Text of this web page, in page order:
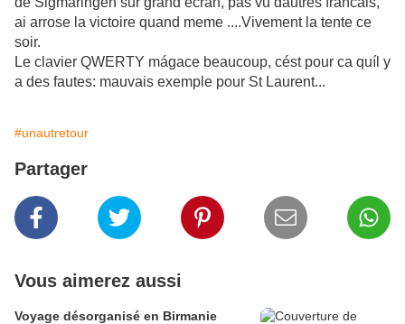
ai arrose la victoire quand meme ....Vivement la tente ce
soir.
Le clavier QWERTY mágace beaucoup, cést pour ca quíl y
a des fautes: mauvais exemple pour St Laurent...
#unautretour
Partager
Vous aimerez aussi
Voyage désorganisé en Birmanie